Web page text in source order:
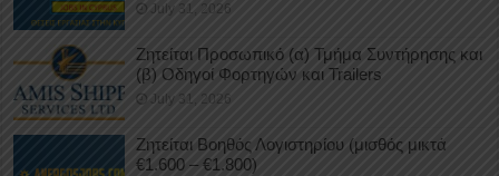
July 31, 2026
Ζητείται Προσωπικό (α) Τμήμα Συντήρησης και
(β) Οδηγοί Φορτηγών και Trailers
July 31, 2026
Ζητείται Βοηθός Λογιστηρίου (μισθός μικτά
€1.600 – €1.800)